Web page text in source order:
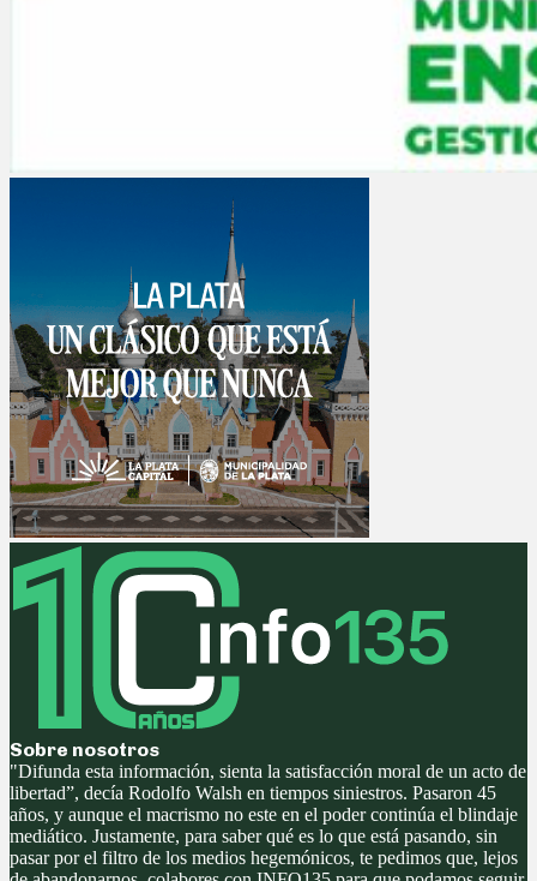
Sobre nosotros
"Difunda esta información, sienta la satisfacción moral de un acto de
libertad”, decía Rodolfo Walsh en tiempos siniestros. Pasaron 45
años, y aunque el macrismo no este en el poder continúa el blindaje
mediático. Justamente, para saber qué es lo que está pasando, sin
pasar por el filtro de los medios hegemónicos, te pedimos que, lejos